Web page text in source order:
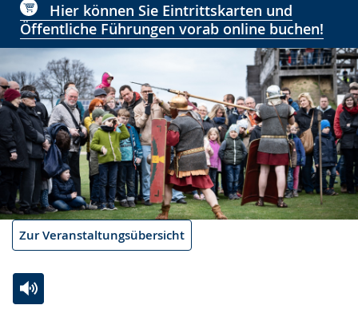
Hier können Sie Eintrittskarten und
Öffentliche Führungen vorab online buchen!
Zur Veranstaltungsübersicht